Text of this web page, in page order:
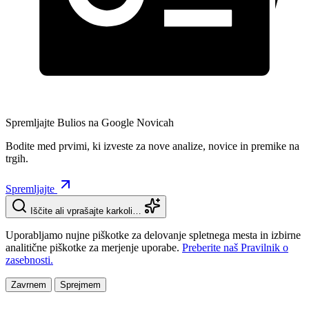
Spremljajte Bulios na Google Novicah
Bodite med prvimi, ki izveste za nove analize, novice in premike na
trgih.
Spremljajte
Iščite ali vprašajte karkoli…
Uporabljamo nujne piškotke za delovanje spletnega mesta in izbirne
analitične piškotke za merjenje uporabe. Preberite naš Pravilnik o
zasebnosti.
Zavrnem Sprejmem